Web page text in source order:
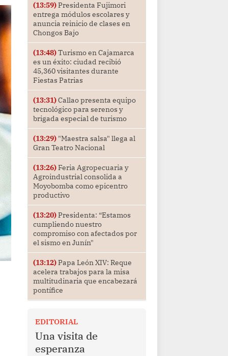
(13:59)Presidenta Fujimori
entrega módulos escolares y
anuncia reinicio de clases en
Chongos Bajo
(13:48)Turismo en Cajamarca
es un éxito: ciudad recibió
45,360 visitantes durante
Fiestas Patrias
(13:31)Callao presenta equipo
tecnológico para serenos y
brigada especial de turismo
(13:29)"Maestra salsa" llega al
Gran Teatro Nacional
(13:26)Feria Agropecuaria y
Agroindustrial consolida a
Moyobomba como epicentro
productivo
(13:20)Presidenta: “Estamos
cumpliendo nuestro
compromiso con afectados por
el sismo en Junín"
(13:12)Papa León XIV: Reque
acelera trabajos para la misa
multitudinaria que encabezará
pontífice
EDITORIAL
Una visita de
esperanza